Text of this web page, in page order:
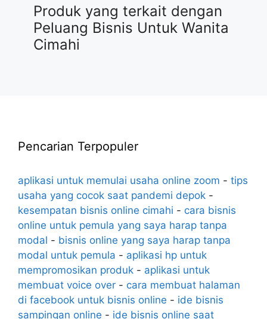
Produk yang terkait dengan
Peluang Bisnis Untuk Wanita
Cimahi
Pencarian Terpopuler
aplikasi untuk memulai usaha online zoom - tips
usaha yang cocok saat pandemi depok -
kesempatan bisnis online cimahi - cara bisnis
online untuk pemula yang saya harap tanpa
modal - bisnis online yang saya harap tanpa
modal untuk pemula - aplikasi hp untuk
mempromosikan produk - aplikasi untuk
membuat voice over - cara membuat halaman
di facebook untuk bisnis online - ide bisnis
sampingan online - ide bisnis online saat